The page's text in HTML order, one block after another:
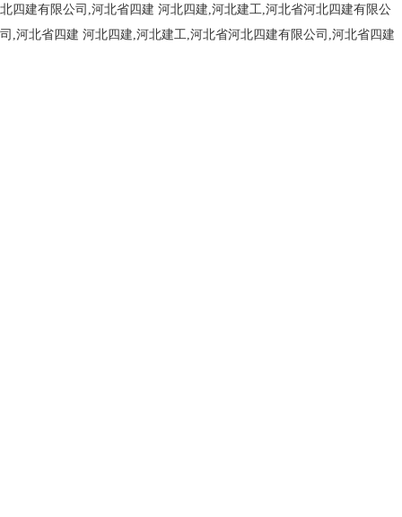
北四建有限公司,河北省四建 河北四建,河北建工,河北省河北四建有限公
司,河北省四建 河北四建,河北建工,河北省河北四建有限公司,河北省四建